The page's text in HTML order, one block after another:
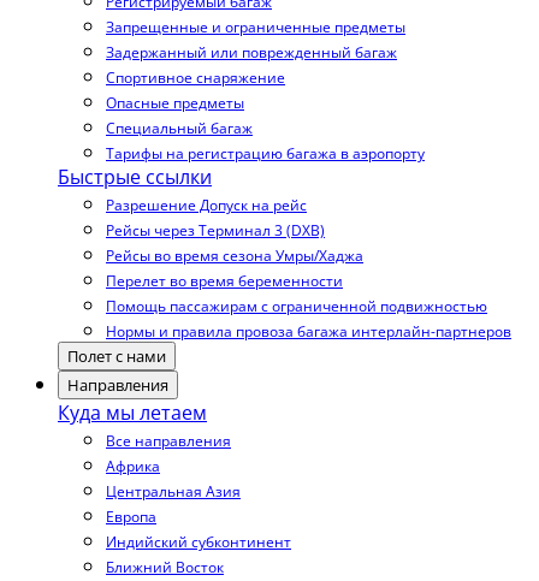
Запрещенные и ограниченные предметы
Задержанный или поврежденный багаж
Спортивное снаряжение
Опасные предметы
Специальный багаж
Тарифы на регистрацию багажа в аэропорту
Быстрые ссылки
Разрешение Допуск на рейс
Рейсы через Терминал 3 (DXB)
Рейсы во время сезона Умры/Хаджа
Перелет во время беременности
Помощь пассажирам с ограниченной подвижностью
Нормы и правила провоза багажа интерлайн-партнеров
Полет с нами
Направления
Куда мы летаем
Все направления
Африка
Центральная Азия
Европа
Индийский субконтинент
Ближний Восток